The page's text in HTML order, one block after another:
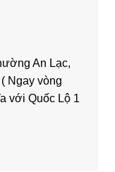
An Lạc,
Ngay vòng
với Quốc Lộ 1